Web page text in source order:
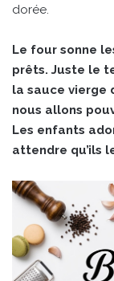
dorée.
Le four sonne
prêts. Juste le
la sauce vierge
nous allons
Les enfants
attendre qu’ils